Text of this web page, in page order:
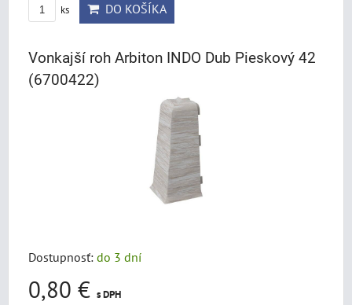
ks DO KOŠÍKA
Vonkajší roh Arbiton INDO Dub Pieskový 42
(6700422)
Dostupnosť: do 3 dní
0,80 € s DPH